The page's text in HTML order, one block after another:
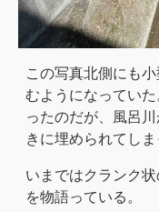
この写真北側にも
むようになってい
ったのだが、風呂
きに埋められてしま
いまではクランク
を物語っている。